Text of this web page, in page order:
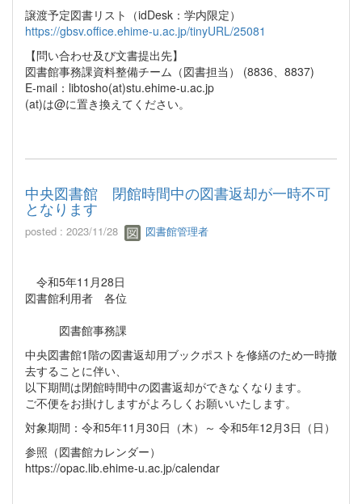
譲渡予定図書リスト（idDesk：学内限定）
https://gbsv.office.ehime-u.ac.jp/tinyURL/25081
【問い合わせ及び文書提出先】
図書館事務課資料整備チーム（図書担当） (8836、8837)
E-mail：libtosho(at)stu.ehime-u.ac.jp
(at)は@に置き換えてください。
中央図書館 閉館時間中の図書返却が一時不可
となります
posted : 2023/11/28 図書館管理者
令和5年11月28日
図書館利用者 各位
図書館事務課
中央図書館1階の図書返却用ブックポストを修繕のため一時撤
去することに伴い、
以下期間は閉館時間中の図書返却ができなくなります。
ご不便をお掛けしますがよろしくお願いいたします。
対象期間：令和5年11月30日（木）～ 令和5年12月3日（日）
参照（図書館カレンダー）
https://opac.lib.ehime-u.ac.jp/calendar